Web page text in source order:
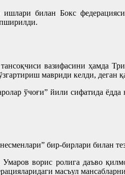
билан Бокс
вазифасини ҳамда
мавриди келди,
ўчоғи” йили сифатида
бир-бирлари билан
Умаров ворис ролига даъво
масъул